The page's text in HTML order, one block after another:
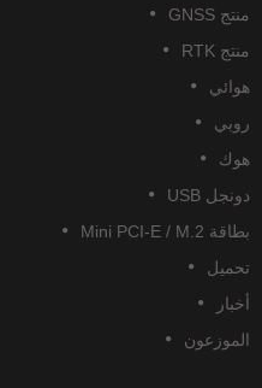
منتج GNSS
منتج RTK
هوائي
روبي
هوك
دونجل USB
بطاقة Mini PCI-E / M.2
تحميل
أخبار
الموزعون